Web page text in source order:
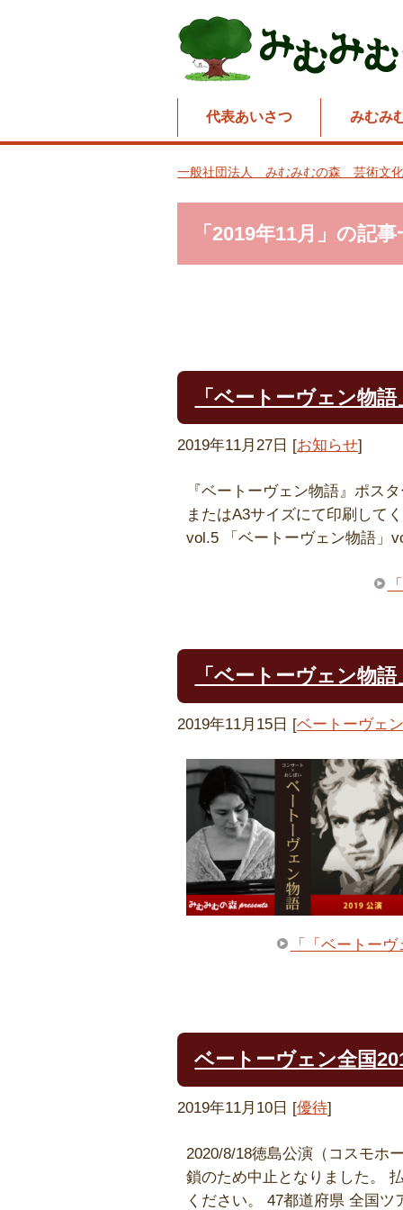
代表あいさつ みむみ
一般社団法人 みむみむの森 芸術文化
「2019年11月」の記
「ベートーヴェン物
2019年11月27日 [お知らせ]
『ベートーヴェン物語』ポス
またはA3サイズにて印刷して
vol.5 「ベートーヴェン物語」
「ベートーヴェン物
2019年11月15日 [ベートーヴェ
「「ベートー
ベートーヴェン全国
2019年11月10日 [優待]
2020/8/18徳島公演（コスモホ
鎖のため中止となりました。
ください。 47都道府県 全国